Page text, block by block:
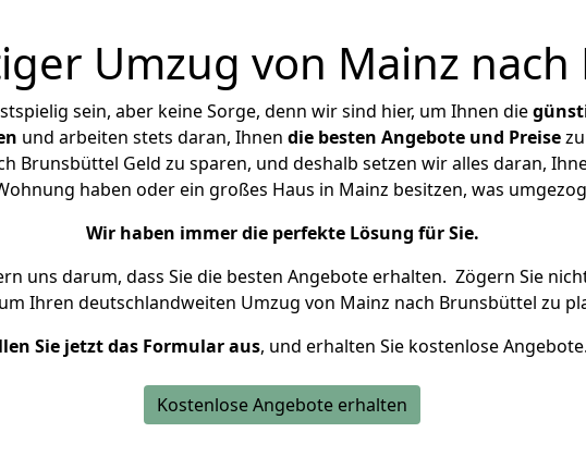
Umzug von Mainz
sein, aber keine Sorge, denn wir sind hier, um Ihnen die
und arbeiten stets daran, Ihnen die besten Angebote und Preisezu
Brunsbüttel Geld zu sparen, und deshalb setzen wir alles daran,
haben oder ein großes Haus in Mainz besitzen, was
Wir haben immer die perfekte Lösung für Sie.
uns darum, dass Sie die besten Angebote erhalten. Zögern Sie
Ihren deutschlandweiten Umzug von Mainz nach Brunsbüttel zu
Sie jetzt das Formular aus, und erhalten Sie kostenlose Angebote.
Kostenlose Angebote erhalten